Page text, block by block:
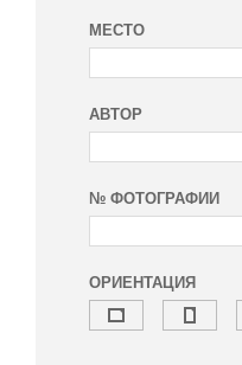
МЕСТО
АВТОР
№ ФОТОГРАФИИ
ОРИЕНТАЦИЯ